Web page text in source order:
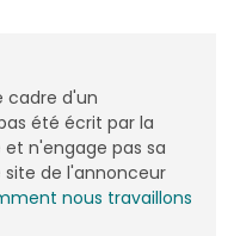
cadre d'un
été écrit par la
n'engage pas sa
site de l'annonceur
nous travaillons